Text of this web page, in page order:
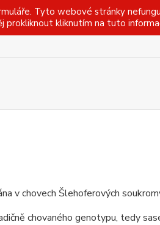
Tyto webové stránky
prokliknout kliknutím na tuto
v chovech Šlehoferových
chovaného genotypu, tedy